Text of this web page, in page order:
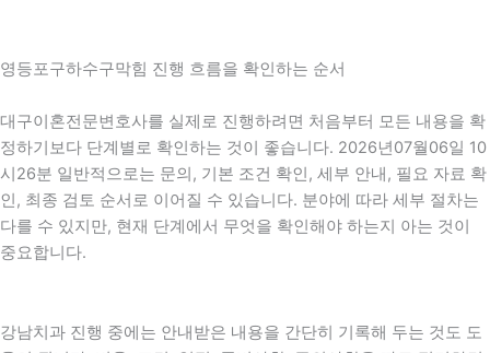
영등포구하수구막힘 진행 흐름을 확인하는 순서
대구이혼전문변호사를 실제로 진행하려면 처음부터 모든 내용을 확
정하기보다 단계별로 확인하는 것이 좋습니다. 2026년07월06일 10
시26분 일반적으로는 문의, 기본 조건 확인, 세부 안내, 필요 자료 확
인, 최종 검토 순서로 이어질 수 있습니다. 분야에 따라 세부 절차는
다를 수 있지만, 현재 단계에서 무엇을 확인해야 하는지 아는 것이
중요합니다.
강남치과 진행 중에는 안내받은 내용을 간단히 기록해 두는 것도 도